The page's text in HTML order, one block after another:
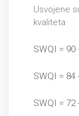
Usvojene
kvaliteta
SWQI = 90
SWQI =
SWQI =